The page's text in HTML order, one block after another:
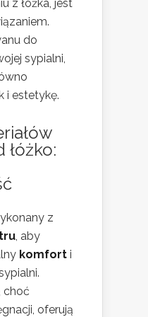
z łóżka, jest
do
sypialni,
i estetykę.
łóżko:
z
, aby
komfort i
choć
oferują